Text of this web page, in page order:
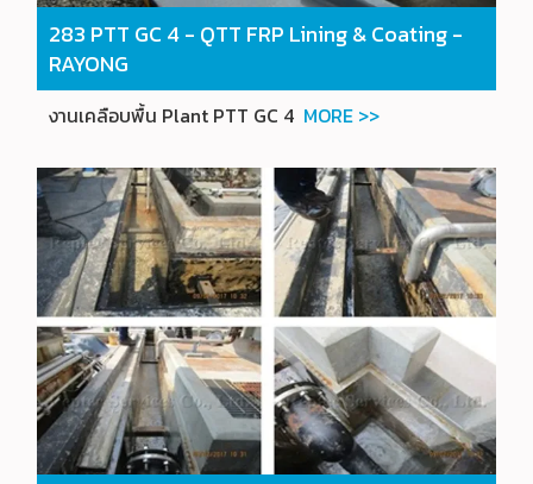
283 PTT GC 4 - QTT FRP Lining & Coating -
RAYONG
งานเคลือบพื้น Plant PTT GC 4 MORE >>